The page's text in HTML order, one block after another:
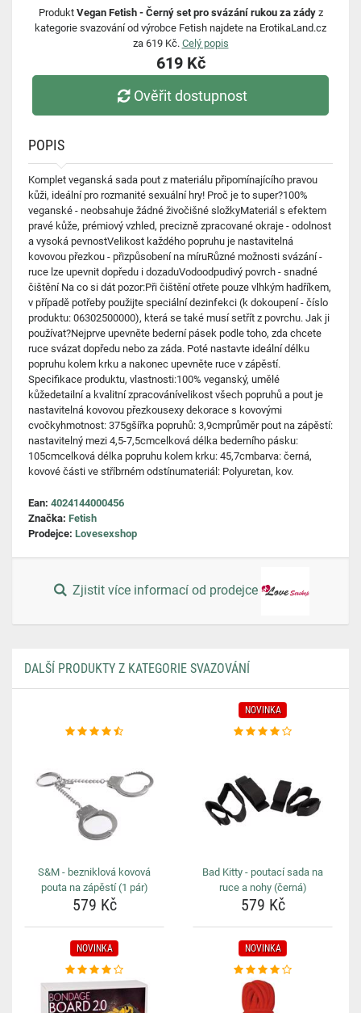
Produkt Vegan Fetish - Černý set pro svázání rukou za zádyz
kategorie svazování od výrobce Fetish najdete na ErotikaLand.cz
za 619 Kč. Celý popis
619 Kč
Ověřit dostupnost
POPIS
Komplet veganská sada pout z materiálu připomínajícího pravou
kůži, ideální pro rozmanité sexuální hry! Proč je to super?100%
veganské - neobsahuje žádné živočišné složkyMateriál s efektem
pravé kůže, prémiový vzhled, precizně zpracované okraje - odolnost
a vysoká pevnostVelikost každého popruhu je nastavitelná
kovovou přezkou - přizpůsobení na míruRůzné možnosti svázání -
ruce lze upevnit dopředu i dozaduVodoodpudivý povrch - snadné
čištění Na co si dát pozor:Při čištění otřete pouze vlhkým hadříkem,
v případě potřeby použijte speciální dezinfekci (k dokoupení - číslo
produktu: 06302500000), která se také musí setřít z povrchu. Jak ji
používat?Nejprve upevněte bederní pásek podle toho, zda chcete
ruce svázat dopředu nebo za záda. Poté nastavte ideální délku
popruhu kolem krku a nakonec upevněte ruce v zápěstí.
Specifikace produktu, vlastnosti:100% veganský, umělé
kůžedetailní a kvalitní zpracovánívelikost všech popruhů a pout je
nastavitelná kovovou přezkousexy dekorace s kovovými
cvočkyhmotnost: 375gšířka popruhů: 3,9cmprůměr pout na zápěstí:
nastavitelný mezi 4,5-7,5cmcelková délka bederního pásku:
105cmcelková délka popruhu kolem krku: 45,7cmbarva: černá,
kovové části ve stříbrném odstínumateriál: Polyuretan, kov.
Ean: 4024144000456
Značka: Fetish
Prodejce: Lovesexshop
Zjistit více informací od prodejce
DALŠÍ PRODUKTY Z KATEGORIE SVAZOVÁNÍ
S&M - bezniklová kovová
pouta na zápěstí (1 pár)
579 Kč
NOVINKA
Bad Kitty - poutací sada na
ruce a nohy (černá)
579 Kč
NOVINKA NOVINKA